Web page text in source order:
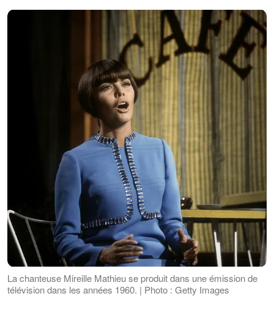
La chanteuse Mireille Mathieu se produit dans une émission de
télévision dans les années 1960. | Photo : Getty Images